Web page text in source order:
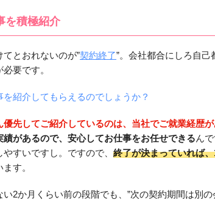
を積極紹介
とおれないのが”契約終了”。 会社都合にしろ自己
要です。
紹介してもらえるのでしょうか？
優先してご紹介しているのは、当社でご就業経歴
績があるので、安心してお仕事をお任せできるんで
すいですし。 ですので、 終了が決まっていれば
す。
2か月くらい前の段階でも、”次の契約期間は別の